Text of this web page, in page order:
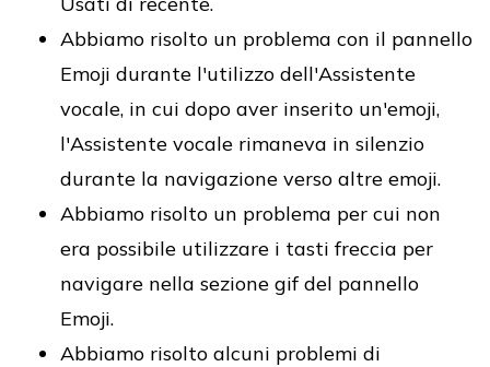
Abbiamo risolto un problema con il pannello
Emoji durante l'utilizzo dell'Assistente
vocale, in cui dopo aver inserito un'emoji,
l'Assistente vocale rimaneva in silenzio
durante la navigazione verso altre emoji.
Abbiamo risolto un problema per cui non
era possibile utilizzare i tasti freccia per
navigare nella sezione gif del pannello
Emoji.
Abbiamo risolto alcuni problemi di